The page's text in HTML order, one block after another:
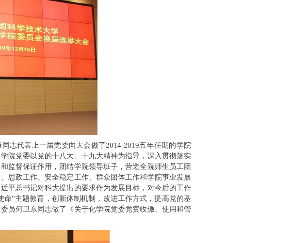
志代表上一届党委向大会做了2014-2019五年任期的学院
院党委以党的十八大、十九大精神为指导，深入贯彻落实
监督保证作用，团结学院领导班子，营造全院师生员工团
思政工作、安全稳定工作、群众团体工作和学院事业发展
平总书记对科大提出的要求作为发展目标，对今后的工作
”主题教育，创新体制机制，改进工作方式，提高党的基
员何卫东同志做了《关于化学院党委党费收缴、使用和管